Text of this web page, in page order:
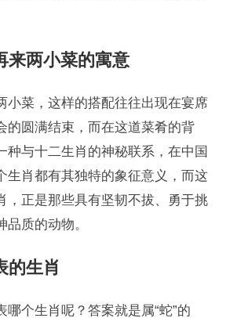
来两小菜的寓意
小菜，这样的搭配往往出现在宴席
的圆满结束，而在这道菜肴的背
种与十二生肖的神秘联系，在中国
生肖都有其独特的象征意义，而这
，正是那些具有坚韧不拔、勇于挑
质的动物。
的生肖
哪个生肖呢？答案就是属“蛇”的